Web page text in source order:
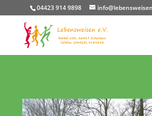
04423 914 9898